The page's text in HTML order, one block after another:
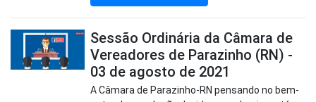
Sessão Ordinária da Câmara de
Vereadores de Parazinho (RN) -
03 de agosto de 2021
A Câmara de Parazinho-RN pensando no bem-